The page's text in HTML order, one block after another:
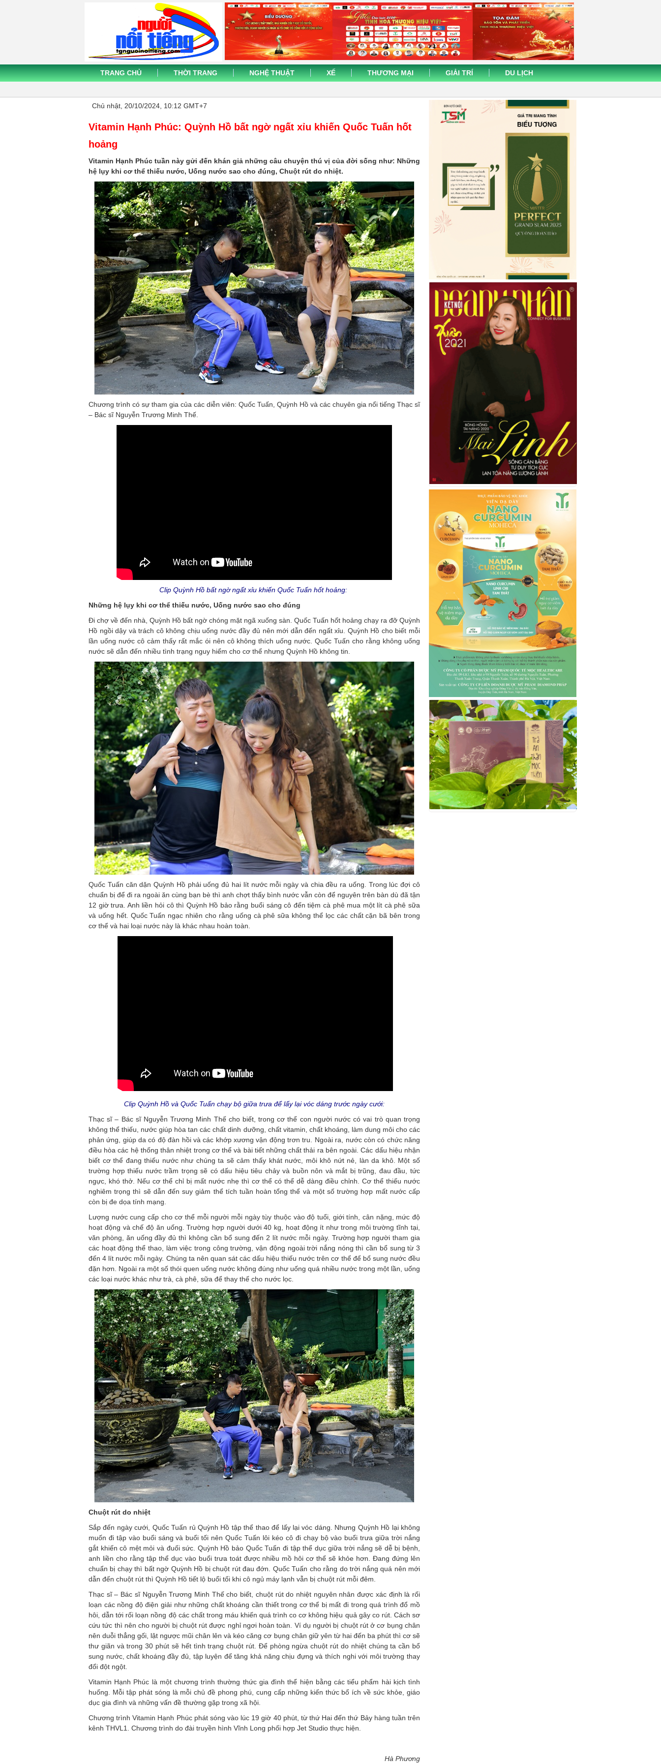
TRANG CHỦ THỜI TRANG NGHỆ THUẬT XẾ THƯƠNG MẠI GIẢI TRÍ DU LỊCH
Chủ nhật, 20/10/2024, 10:12 GMT+7
Vitamin Hạnh Phúc: Quỳnh Hồ bất ngờ ngất xỉu khiến Quốc Tuấn hốt
hoảng
Vitamin Hạnh Phúc tuần này gửi đến khán giả những câu chuyện thú vị của đời sống như: Những
hệ lụy khi cơ thể thiếu nước, Uống nước sao cho đúng, Chuột rút do nhiệt.
Chương trình có sự tham gia của các diễn viên: Quốc Tuấn, Quỳnh Hồ và các chuyên gia nổi tiếng Thạc sĩ
– Bác sĩ Nguyễn Trương Minh Thế.
Clip Quỳnh Hồ bất ngờ ngất xỉu khiến Quốc Tuấn hốt hoảng:
Những hệ lụy khi cơ thể thiếu nước, Uống nước sao cho đúng
Đi chợ về đến nhà, Quỳnh Hồ bất ngờ chóng mặt ngã xuống sàn. Quốc Tuấn hốt hoảng chạy ra đỡ Quỳnh
Hồ ngồi dậy và trách cô không chịu uống nước đầy đủ nên mới dẫn đến ngất xỉu. Quỳnh Hồ cho biết mỗi
lần uống nước cô cảm thấy rất mắc ói nên cô không thích uống nước. Quốc Tuấn cho rằng không uống
nước sẽ dẫn đến nhiều tình trạng nguy hiểm cho cơ thể nhưng Quỳnh Hồ không tin.
Quốc Tuấn căn dặn Quỳnh Hồ phải uống đủ hai lít nước mỗi ngày và chia đều ra uống. Trong lúc đợi cô
chuẩn bị để đi ra ngoài ăn cùng bạn bè thì anh chợt thấy bình nước vẫn còn để nguyên trên bàn dù đã tận
12 giờ trưa. Anh liền hỏi cô thì Quỳnh Hồ bảo rằng buổi sáng cô đến tiệm cà phê mua một lít cà phê sữa
và uống hết. Quốc Tuấn ngạc nhiên cho rằng uống cà phê sữa không thể lọc các chất cặn bã bên trong
cơ thể và hai loại nước này là khác nhau hoàn toàn.
Clip Quỳnh Hồ và Quốc Tuấn chạy bộ giữa trưa để lấy lại vóc dáng trước ngày cưới:
Thạc sĩ – Bác sĩ Nguyễn Trương Minh Thế cho biết, trong cơ thể con người nước có vai trò quan trọng
không thể thiếu, nước giúp hòa tan các chất dinh dưỡng, chất vitamin, chất khoáng, làm dung môi cho các
phản ứng, giúp da có độ đàn hồi và các khớp xương vận động trơn tru. Ngoài ra, nước còn có chức năng
điều hòa các hệ thống thân nhiệt trong cơ thể và bài tiết những chất thải ra bên ngoài. Các dấu hiệu nhận
biết cơ thể đang thiếu nước như chúng ta sẽ cảm thấy khát nước, môi khô nứt nẻ, làn da khô. Một số
trường hợp thiếu nước trầm trọng sẽ có dấu hiệu tiêu chảy và buồn nôn và mắt bị trũng, đau đầu, tức
ngực, khó thở. Nếu cơ thể chỉ bị mất nước nhẹ thì cơ thể có thể dễ dàng điều chỉnh. Cơ thể thiếu nước
nghiêm trọng thì sẽ dẫn đến suy giảm thể tích tuần hoàn tổng thể và một số trường hợp mất nước cấp
còn bị đe dọa tính mạng.
Lượng nước cung cấp cho cơ thể mỗi người mỗi ngày tùy thuộc vào độ tuổi, giới tính, cân nặng, mức độ
hoạt động và chế độ ăn uống. Trường hợp người dưới 40 kg, hoạt động ít như trong môi trường tĩnh tại,
văn phòng, ăn uống đầy đủ thì không cần bổ sung đến 2 lít nước mỗi ngày. Trường hợp người tham gia
các hoạt động thể thao, làm việc trong công trường, vận động ngoài trời nắng nóng thì cần bổ sung từ 3
đến 4 lít nước mỗi ngày. Chúng ta nên quan sát các dấu hiệu thiếu nước trên cơ thể để bổ sung nước đều
đặn hơn. Ngoài ra một số thói quen uống nước không đúng như uống quá nhiều nước trong một lần, uống
các loại nước khác như trà, cà phê, sữa để thay thế cho nước lọc.
Chuột rút do nhiệt
Sắp đến ngày cưới, Quốc Tuấn rủ Quỳnh Hồ tập thể thao để lấy lại vóc dáng. Nhưng Quỳnh Hồ lại không
muốn đi tập vào buổi sáng và buổi tối nên Quốc Tuấn lôi kéo cô đi chạy bộ vào buổi trưa giữa trời nắng
gắt khiến cô mệt mỏi và đuối sức. Quỳnh Hồ bảo Quốc Tuấn đi tập thể dục giữa trời nắng sẽ dễ bị bệnh,
anh liền cho rằng tập thể dục vào buổi trưa toát được nhiều mồ hôi cơ thể sẽ khỏe hơn. Đang đứng lên
chuẩn bị chạy thì bất ngờ Quỳnh Hồ bị chuột rút đau đớn. Quốc Tuấn cho rằng do trời nắng quá nên mới
dẫn đến chuột rút thì Quỳnh Hồ tiết lộ buổi tối khi cô ngủ máy lạnh vẫn bị chuột rút mỗi đêm.
Thạc sĩ – Bác sĩ Nguyễn Trương Minh Thế cho biết, chuột rút do nhiệt nguyên nhân được xác định là rối
loạn các nồng độ điện giải như những chất khoáng cần thiết trong cơ thể bị mất đi trong quá trình đổ mồ
hôi, dẫn tới rối loạn nồng độ các chất trong máu khiến quá trình co cơ không hiệu quả gây co rút. Cách sơ
cứu tức thì nên cho người bị chuột rút được nghỉ ngơi hoàn toàn. Ví dụ người bị chuột rút ở cơ bụng chân
nên duỗi thẳng gối, lật ngược mũi chân lên và kéo căng cơ bụng chân giữ yên từ hai đến ba phút thì cơ sẽ
thư giãn và trong 30 phút sẽ hết tình trạng chuột rút. Để phòng ngừa chuột rút do nhiệt chúng ta cần bổ
sung nước, chất khoáng đầy đủ, tập luyện để tăng khả năng chịu đựng và thích nghi với môi trường thay
đổi đột ngột.
Vitamin Hạnh Phúc là một chương trình thường thức gia đình thể hiện bằng các tiểu phẩm hài kịch tình
huống. Mỗi tập phát sóng là mỗi chủ đề phong phú, cung cấp những kiến thức bổ ích về sức khỏe, giáo
dục gia đình và những vấn đề thường gặp trong xã hội.
Chương trình Vitamin Hạnh Phúc phát sóng vào lúc 19 giờ 40 phút, từ thứ Hai đến thứ Bảy hàng tuần trên
kênh THVL1. Chương trình do đài truyền hình Vĩnh Long phối hợp Jet Studio thực hiện.
Hà Phương